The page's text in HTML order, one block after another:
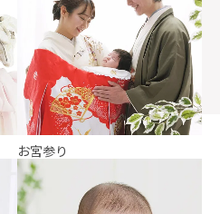
お宮参り